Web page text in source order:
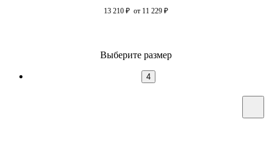
13 210 ₽ от 11 229 ₽
Выберите размер
4